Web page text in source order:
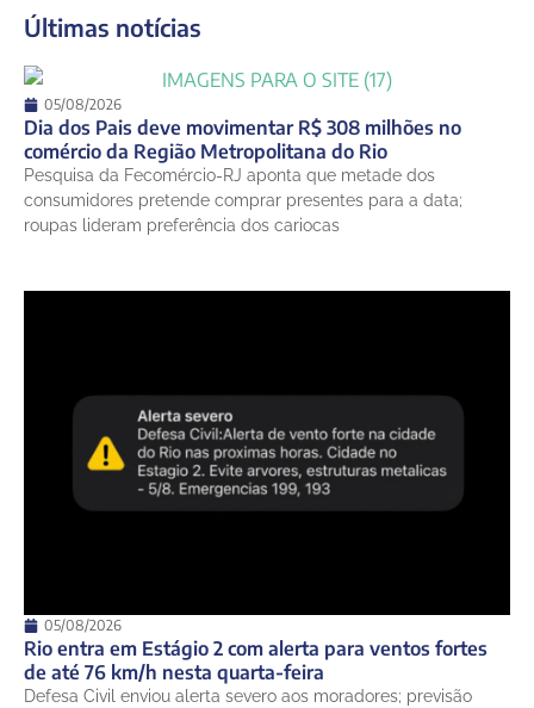
10 de agosto
11 de agosto
Terça-Feira 20°
12 de agosto
Quarta-Feira 21°
Últimas notícias
05/08/2026
Dia dos Pais deve movimentar R$ 308 milhões no
comércio da Região Metropolitana do Rio
Pesquisa da Fecomércio-RJ aponta que metade dos
consumidores pretende comprar presentes para a data;
roupas lideram preferência dos cariocas
05/08/2026
Rio entra em Estágio 2 com alerta para ventos fortes
de até 76 km/h nesta quarta-feira
Defesa Civil enviou alerta severo aos moradores; previsão